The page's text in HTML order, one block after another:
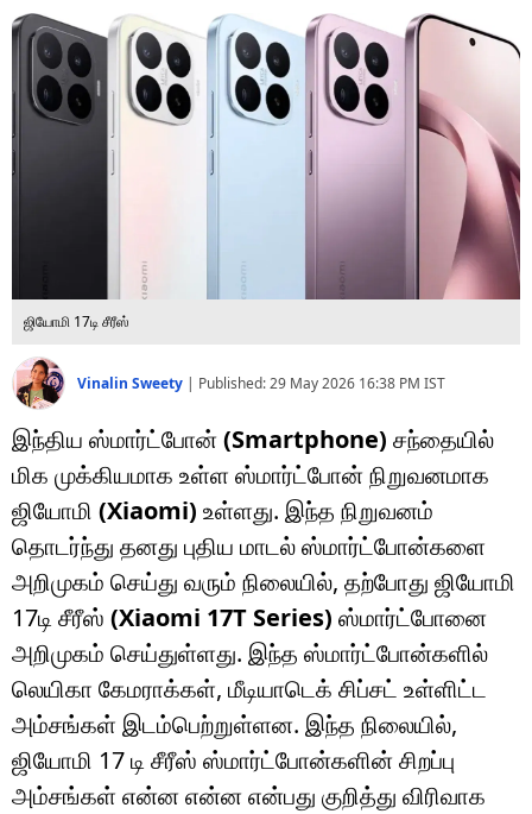
வைரல்
ஹெஃல்த்
ஷார்ட் வீடியோஸ்
ஜியோமி 17டி சீரீஸ்
Vinalin Sweety | Published:29 May 2026 16:38 PM IST
இந்திய ஸ்மார்ட்போன்(Smartphone) சந்தையில்
மிக முக்கியமாக உள்ள ஸ்மார்ட்போன் நிறுவனமாக
ஜியோமி (Xiaomi) உள்ளது. இந்த நிறுவனம்
தொடர்ந்து தனது புதிய மாடல் ஸ்மார்ட்போன்களை
அறிமுகம் செய்து வரும் நிலையில், தற்போது ஜியோமி
17டி சீரீஸ் (Xiaomi 17T Series) ஸ்மார்ட்போனை
அறிமுகம் செய்துள்ளது. இந்த ஸ்மார்ட்போன்களில்
லெயிகா கேமராக்கள், மீடியாடெக் சிப்சட் உள்ளிட்ட
அம்சங்கள் இடம்பெற்றுள்ளன. இந்த நிலையில்,
ஜியோமி 17 டி சீரீஸ் ஸ்மார்ட்போன்களின் சிறப்பு
அம்சங்கள் என்ன என்ன என்பது குறித்து விரிவாக